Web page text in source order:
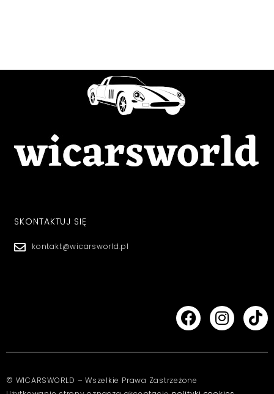
SKONTAKTUJ SIĘ
kontakt@wicarsworld.pl
© WICARSWORLD – Wszelkie Prawa Zastrzeżone